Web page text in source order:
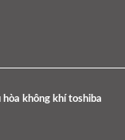
không khí toshiba